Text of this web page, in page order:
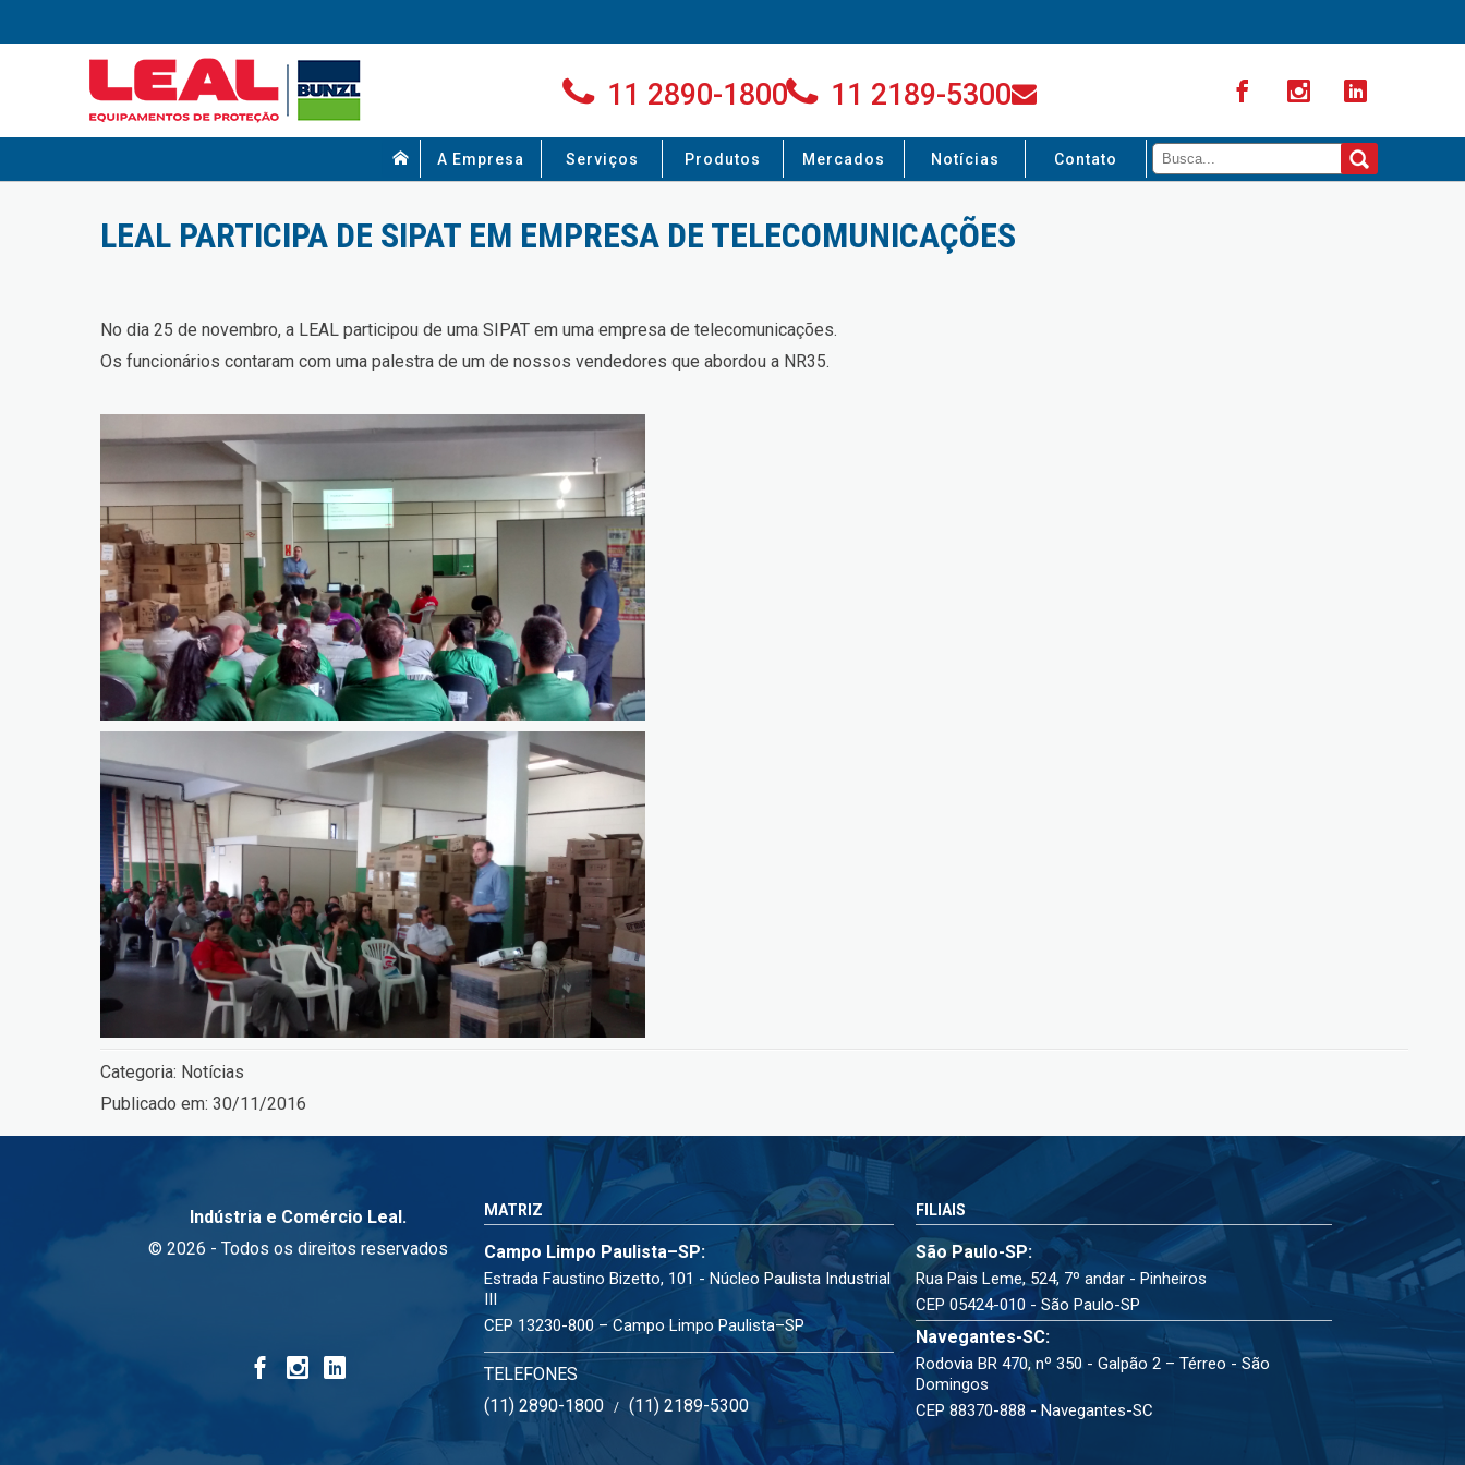
11 2890-1800 11 2189-5300
A Empresa Serviços Produtos Mercados Notícias Contato
LEAL PARTICIPA DE SIPAT EM EMPRESA DE TELECOMUNICAÇÕES
No dia 25 de novembro, a LEAL participou de uma SIPAT em uma empresa de telecomunicações.
Os funcionários contaram com uma palestra de um de nossos vendedores que abordou a NR35.
Categoria: Notícias
Publicado em: 30/11/2016
Indústria e Comércio Leal.
© 2026 - Todos os direitos reservados
MATRIZ
Campo Limpo Paulista–SP:
Estrada Faustino Bizetto, 101 - Núcleo Paulista Industrial
III
CEP 13230-800 – Campo Limpo Paulista–SP
TELEFONES
(11) 2890-1800 /(11) 2189-5300
FILIAIS
São Paulo-SP:
Rua Pais Leme, 524, 7º andar - Pinheiros
CEP 05424-010 - São Paulo-SP
Navegantes-SC:
Rodovia BR 470, nº 350 - Galpão 2 – Térreo - São
Domingos
CEP 88370-888 - Navegantes-SC